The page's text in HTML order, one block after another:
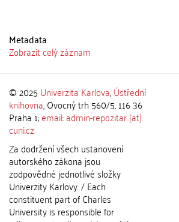
Metadata
Zobrazit celý záznam
© 2025 Univerzita Karlova,Ústřední
knihovna, Ovocný trh 560/5, 116 36
Praha 1;email: admin-repozitar [at]
cuni.cz
Za dodržení všech ustanovení
autorského zákona jsou
zodpovědné jednotlivé složky
Univerzity Karlovy. / Each
constituent part of Charles
University is responsible for